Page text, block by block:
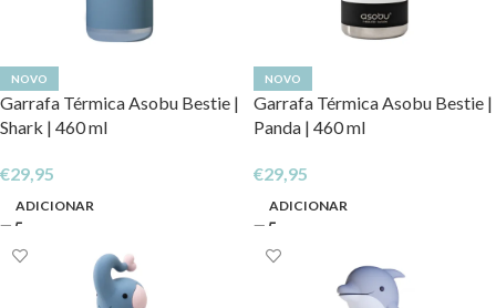
NOVO
Garrafa Térmica Asobu Bestie |
Shark | 460 ml
€29,95
ADICIONAR
NOVO
Garrafa Térmica Asobu Bestie |
Panda | 460 ml
€29,95
ADICIONAR